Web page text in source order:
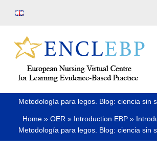
Metodología para legos. Blog: ciencia sin
Home OER Introduction EBP
Metodología para legos. Blog: ciencia sin